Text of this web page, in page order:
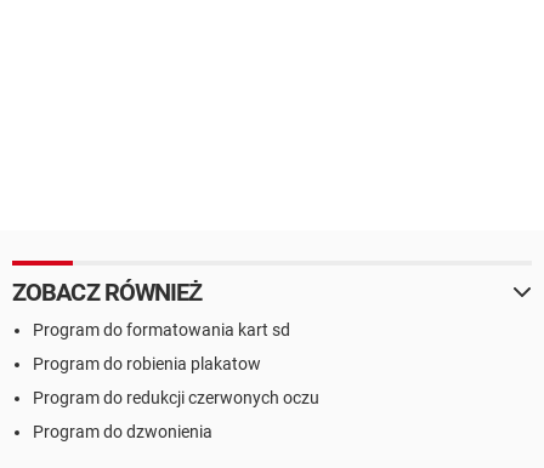
ZOBACZ RÓWNIEŻ
Program do formatowania kart sd
Program do robienia plakatow
Program do redukcji czerwonych oczu
Program do dzwonienia